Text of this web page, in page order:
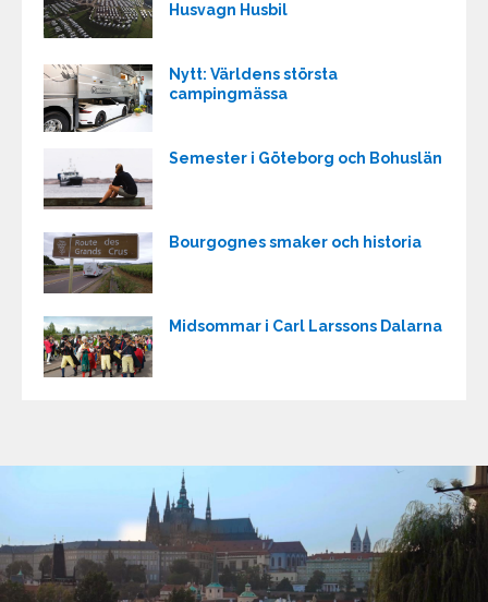
Husvagn Husbil
Nytt: Världens största
campingmässa
Semester i Göteborg och Bohuslän
Bourgognes smaker och historia
Midsommar i Carl Larssons Dalarna